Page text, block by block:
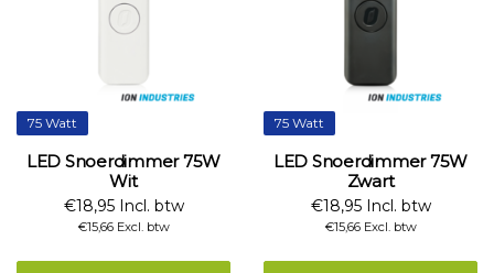
75 Watt
LED Snoerdimmer 75W
Wit
€18,95 Incl. btw
€15,66 Excl. btw
75 Watt
LED Snoerdimmer 75W
Zwart
€18,95 Incl. btw
€15,66 Excl. btw